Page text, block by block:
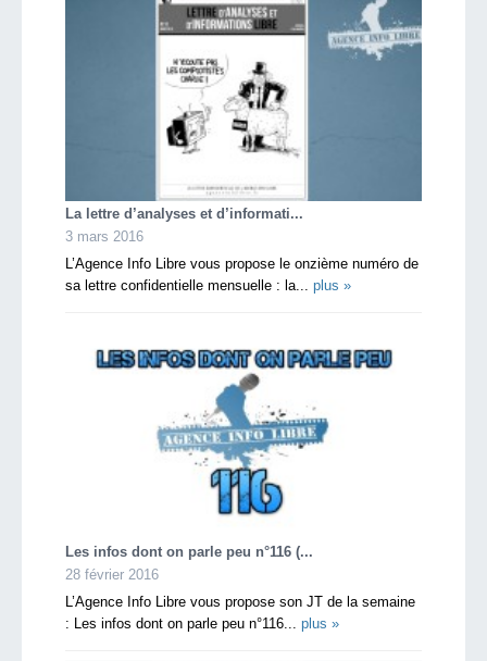
La lettre d’analyses et d’informati...
3 mars 2016
L’Agence Info Libre vous propose le onzième numéro de
sa lettre confidentielle mensuelle : la... plus »
Les infos dont on parle peu n°116 (...
28 février 2016
L’Agence Info Libre vous propose son JT de la semaine
: Les infos dont on parle peu n°116... plus »